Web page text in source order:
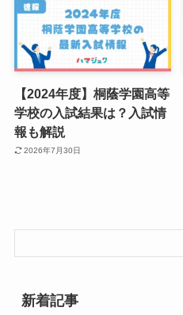
【2024年度】桐蔭学園高等
学校の入試結果は？入試情
報も解説
2026年7月30日
新着記事